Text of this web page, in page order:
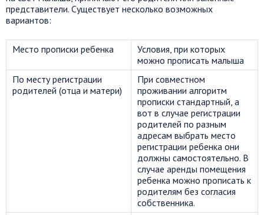
представители. Существует несколько возможных
вариантов:
Место прописки ребенка
Условия, при которых
можно прописать малыша
По месту регистрации
родителей (отца и матери)
При совместном
проживании алгоритм
прописки стандартный, а
вот в случае регистрации
родителей по разным
адресам выбрать место
регистрации ребенка они
должны самостоятельно. В
случае аренды помещения
ребенка можно прописать к
родителям без согласия
собственника.